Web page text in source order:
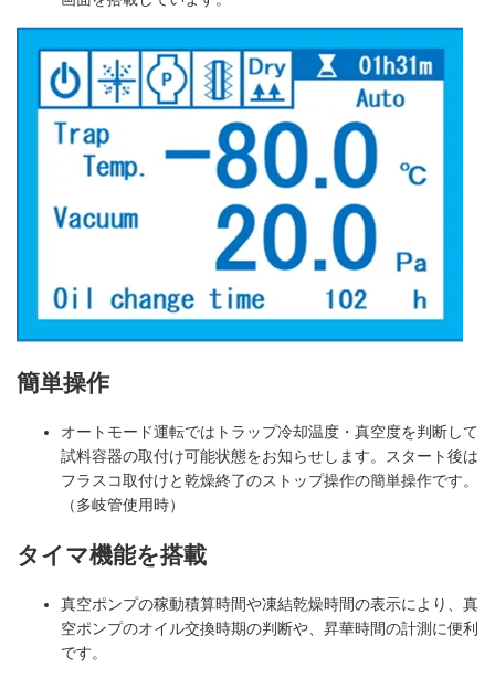
簡単操作
オートモード運転ではトラップ冷却温度・真空度を判断して
試料容器の取付け可能状態をお知らせします。スタート後は
フラスコ取付けと乾燥終了のストップ操作の簡単操作です。
（多岐管使用時）
タイマ機能を搭載
真空ポンプの稼動積算時間や凍結乾燥時間の表示により、真
空ポンプのオイル交換時期の判断や、昇華時間の計測に便利
です。